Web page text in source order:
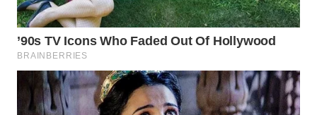
ID
WAHANANEWS
CO ID
WAHANANEWS
NET